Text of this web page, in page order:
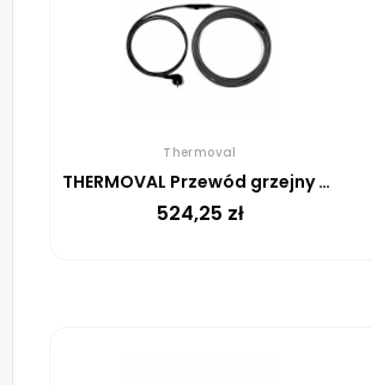
Thermoval
THERMOVAL Przewód grzejny TV TS 49 m 735 W
524,25 zł